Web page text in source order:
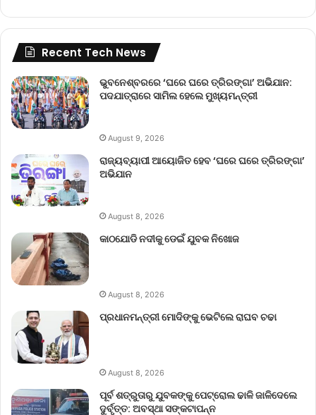
Recent Tech News
ଭୁବନେଶ୍ବରରେ ‘ଘରେ ଘରେ ତ୍ରିରଙ୍ଗା’ ଅଭିଯାନ:
ପଦଯାତ୍ରାରେ ସାମିଲ ହେଲେ ମୁଖ୍ୟମନ୍ତ୍ରୀ
August 9, 2026
ରାଜ୍ୟବ୍ୟାପୀ ଆୟୋଜିତ ହେବ ‘ଘରେ ଘରେ ତ୍ରିରଙ୍ଗା’
ଅଭିଯାନ
August 8, 2026
କାଠଯୋଡି ନଦୀକୁ ଡେଇଁ ଯୁବକ ନିଖୋଜ
August 8, 2026
ପ୍ରଧାନମନ୍ତ୍ରୀ ମୋଦିଙ୍କୁ ଭେଟିଲେ ରାଘବ ଚଢା
August 8, 2026
ପୂର୍ବ ଶତ୍ରୁତାରୁ ଯୁବକଙ୍କୁ ପେଟ୍ରୋଲ ଢାଳି ଜାଳିଦେଲେ
ଦୁର୍ବୃତ୍ତ: ଅବସ୍ଥା ସଙ୍କଟାପନ୍ନ